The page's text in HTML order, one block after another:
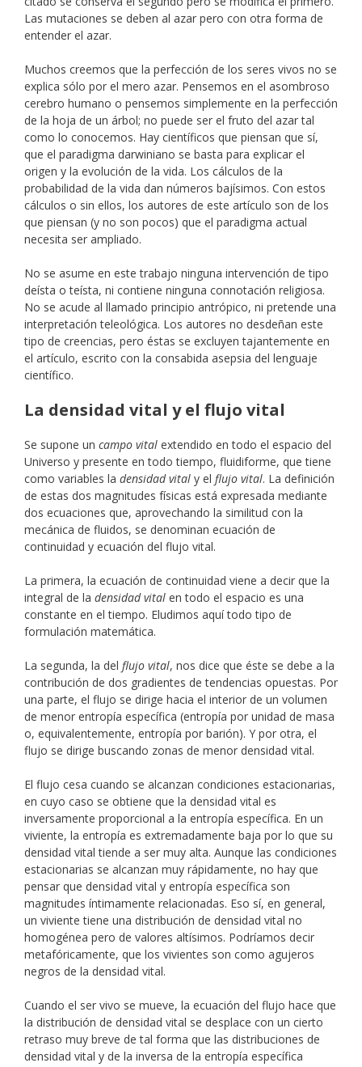
Las mutaciones se deben al azar pero con otra forma de
entender el azar.
Muchos creemos que la perfección de los seres vivos no se
explica sólo por el mero azar. Pensemos en el asombroso
cerebro humano o pensemos simplemente en la perfección
de la hoja de un árbol; no puede ser el fruto del azar tal
como lo conocemos. Hay científicos que piensan que sí,
que el paradigma darwiniano se basta para explicar el
origen y la evolución de la vida. Los cálculos de la
probabilidad de la vida dan números bajísimos. Con estos
cálculos o sin ellos, los autores de este artículo son de los
que piensan (y no son pocos) que el paradigma actual
necesita ser ampliado.
No se asume en este trabajo ninguna intervención de tipo
deísta o teísta, ni contiene ninguna connotación religiosa.
No se acude al llamado principio antrópico, ni pretende una
interpretación teleológica. Los autores no desdeñan este
tipo de creencias, pero éstas se excluyen tajantemente en
el artículo, escrito con la consabida asepsia del lenguaje
científico.
La densidad vital y el flujo vital
Se supone un campo vital extendido en todo el espacio del
Universo y presente en todo tiempo, fluidiforme, que tiene
como variables la densidad vital y el flujo vital. La definición
de estas dos magnitudes físicas está expresada mediante
dos ecuaciones que, aprovechando la similitud con la
mecánica de fluidos, se denominan ecuación de
continuidad y ecuación del flujo vital.
La primera, la ecuación de continuidad viene a decir que la
integral de la densidad vital en todo el espacio es una
constante en el tiempo. Eludimos aquí todo tipo de
formulación matemática.
La segunda, la del flujo vital, nos dice que éste se debe a la
contribución de dos gradientes de tendencias opuestas. Por
una parte, el flujo se dirige hacia el interior de un volumen
de menor entropía específica (entropía por unidad de masa
o, equivalentemente, entropía por barión). Y por otra, el
flujo se dirige buscando zonas de menor densidad vital.
El flujo cesa cuando se alcanzan condiciones estacionarias,
en cuyo caso se obtiene que la densidad vital es
inversamente proporcional a la entropía específica. En un
viviente, la entropía es extremadamente baja por lo que su
densidad vital tiende a ser muy alta. Aunque las condiciones
estacionarias se alcanzan muy rápidamente, no hay que
pensar que densidad vital y entropía específica son
magnitudes íntimamente relacionadas. Eso sí, en general,
un viviente tiene una distribución de densidad vital no
homogénea pero de valores altísimos. Podríamos decir
metafóricamente, que los vivientes son como agujeros
negros de la densidad vital.
Cuando el ser vivo se mueve, la ecuación del flujo hace que
la distribución de densidad vital se desplace con un cierto
retraso muy breve de tal forma que las distribuciones de
densidad vital y de la inversa de la entropía específica